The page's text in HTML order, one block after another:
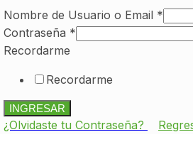
Nombre de Usuario o Email *
Contraseña *
Nombre
Usuario
Recordarme
Recordarme
INGRESAR
¿Olvidaste tu Contraseña?